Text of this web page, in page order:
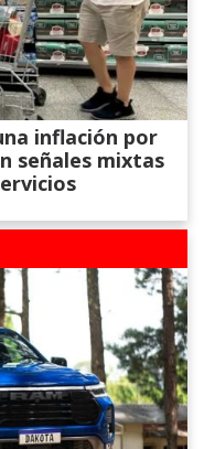
inflación por
señales mixtas